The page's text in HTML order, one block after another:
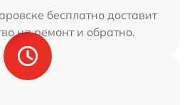
бесплатно доставит
на ремонт и обратно.